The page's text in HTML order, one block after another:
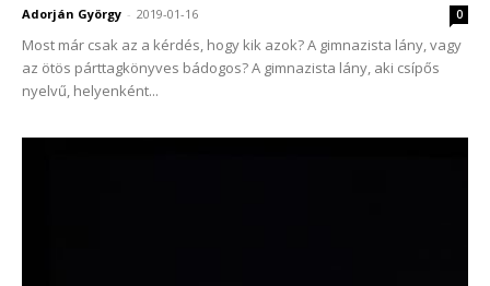
Adorján György - 2019-01-16 0
Most már csak az a kérdés, hogy kik azok? A gimnazista lány, vagy
az ötös párttagkönyves bádogos? A gimnazista lány, aki csípős
nyelvű, helyenként...